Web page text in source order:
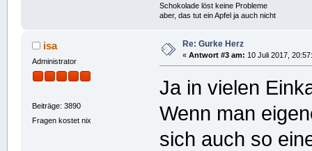
Schokolade löst keine Probleme
aber, das tut ein Apfel ja auch nicht
isa
Administrator
Beiträge: 3890
Fragen kostet nix
Re: Gurke Herz
« Antwort #3 am: 10 Juli 2017,
Ja in vielen
Wenn man
sich auch so